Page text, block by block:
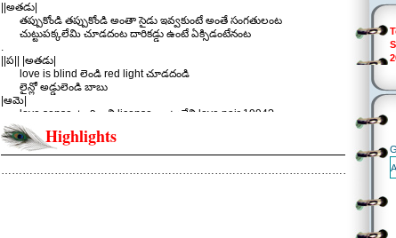
||అతడు|
తప్పుకోండి తప్పుకోండి అంతా సైడు ఇవ్వకుంటే అంతే సంగతులంట
చుట్టుపక్కలేమి చూడదంట దారికడ్డు ఉంటే ఏక్సిడంటేనంట
.
||ప|| |అతడు|
love is blind లెండి red light చూడదండి
లైన్లో అడ్డులెండి బాబు
|ఆమె|
love sense ఉంది కాని license అంటులేని love pair 1994?
|అతడు|
ఎవ్వరడ్డు వచ్చినా హే ఏ ఏ డోంట్ కేర్ తమ్ముడూ
|ఆమె|
Highlights
…………………………………………………………………………………………………